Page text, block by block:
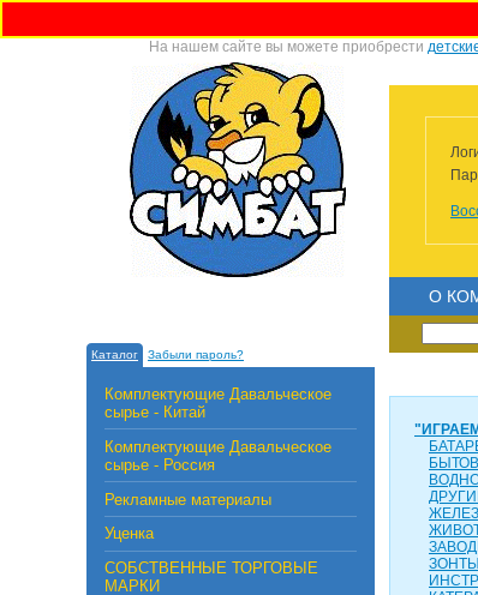
На нашем сайте вы можете приобрести
Каталог Забыли пароль?
О
Комплектующие Давальческое
сырье - Китай
Комплектующие Давальческое
сырье - Россия
Рекламные материалы
Уценка
СОБСТВЕННЫЕ ТОРГОВЫЕ
МАРКИ
ЗОНТЫ